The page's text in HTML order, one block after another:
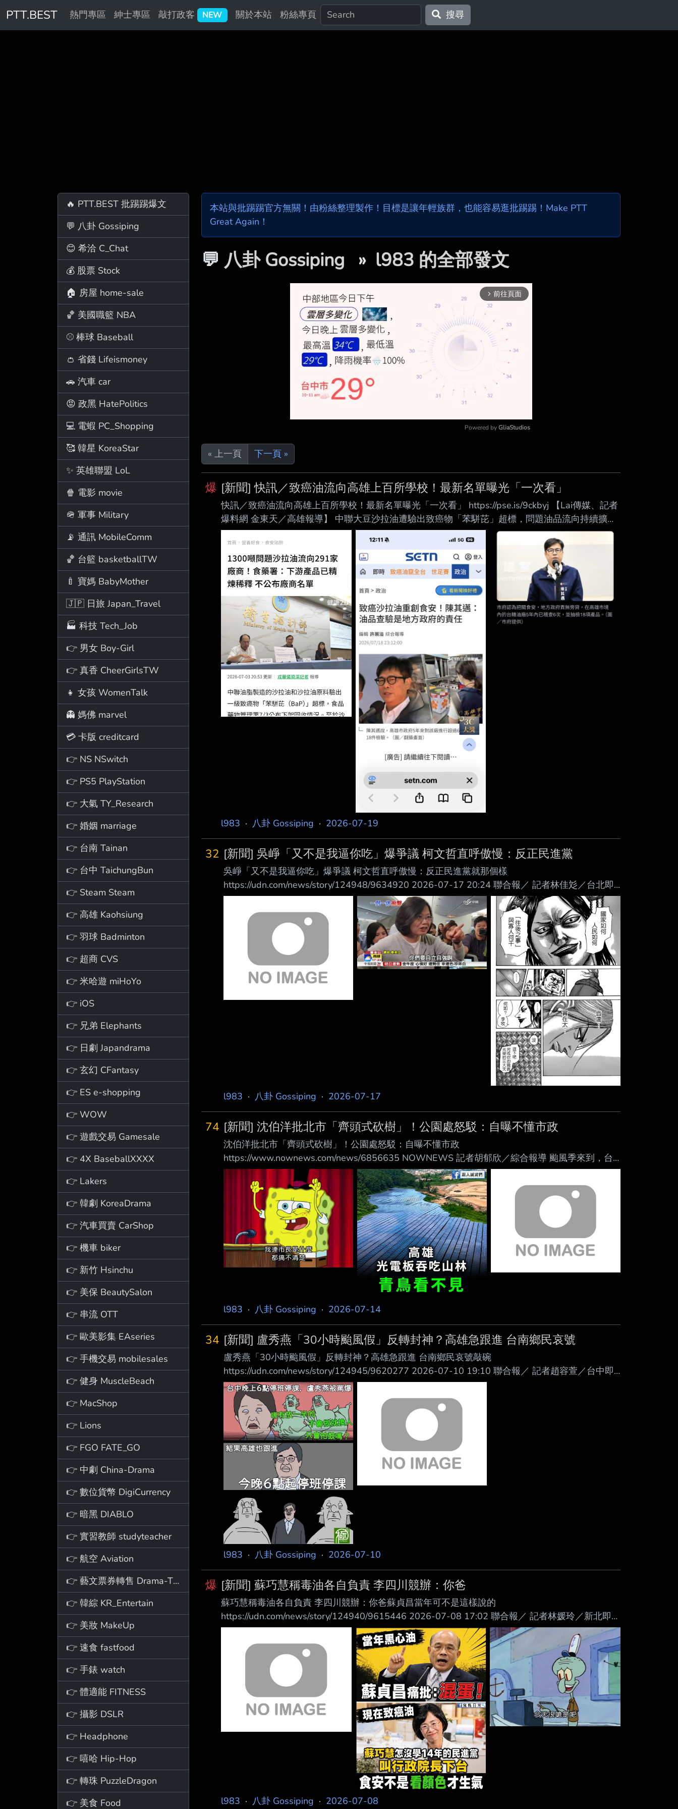
PTT.BEST 熱門專區 紳士專區 敲打政客 NEW 關於本站 粉絲專頁 搜尋
🔥 PTT.BEST 批踢踢爆文
💬 八卦 Gossiping
😊 希洽 C_Chat
💰 股票 Stock
🏠 房屋 home-sale
🏀 美國職籃 NBA
⚾ 棒球 Baseball
👛 省錢 Lifeismoney
🚗 汽車 car
😡 政黑 HatePolitics
💻 電蝦 PC_Shopping
🥰 韓星 KoreaStar
✨ 英雄聯盟 LoL
🍿 電影 movie
🪖 軍事 Military
📡 通訊 MobileComm
🏀 台籃 basketballTW
🍼 寶媽 BabyMother
🇯🇵 日旅 Japan_Travel
🏭 科技 Tech_Job
👉 男女 Boy-Girl
👉 真香 CheerGirlsTW
👧 女孩 WomenTalk
👻 媽佛 marvel
💳 卡版 creditcard
👉 NS NSwitch
👉 PS5 PlayStation
👉 大氣 TY_Research
👉 婚姻 marriage
👉 台南 Tainan
👉 台中 TaichungBun
👉 Steam Steam
👉 高雄 Kaohsiung
👉 羽球 Badminton
👉 超商 CVS
👉 米哈遊 miHoYo
👉 iOS
👉 兄弟 Elephants
👉 日劇 Japandrama
👉 玄幻 CFantasy
👉 ES e-shopping
👉 WOW
👉 遊戲交易 Gamesale
👉 4X BaseballXXXX
👉 Lakers
👉 韓劇 KoreaDrama
👉 汽車買賣 CarShop
👉 機車 biker
👉 新竹 Hsinchu
👉 美保 BeautySalon
👉 串流 OTT
👉 歐美影集 EAseries
👉 手機交易 mobilesales
👉 健身 MuscleBeach
👉 MacShop
👉 Lions
👉 FGO FATE_GO
👉 中劇 China-Drama
👉 數位貨幣 DigiCurrency
👉 暗黑 DIABLO
👉 實習教師 studyteacher
👉 航空 Aviation
👉 藝文票券轉售 Drama-Ticket
👉 韓綜 KR_Entertain
👉 美妝 MakeUp
👉 速食 fastfood
👉 手錶 watch
👉 體適能 FITNESS
👉 攝影 DSLR
👉 Headphone
👉 嘻哈 Hip-Hop
👉 轉珠 PuzzleDragon
👉 美食 Food
本站與批踢踢官方無關！由粉絲整理製作！目標是讓年輕族群，也能容易逛批踢踢！Make PTT
Great Again！
💬 八卦 Gossiping » l983 的全部發文
arrow_forward_ios 前往頁面
Powered by GliaStudios
« 上一頁 下一頁 »
爆 [新聞] 快訊／致癌油流向高雄上百所學校！最新名單曝光「一次看」
快訊／致癌油流向高雄上百所學校！最新名單曝光「一次看」 https://pse.is/9ckbyj 【Lai傳媒、記者
爆料網 金東天／高雄報導】 中聯大豆沙拉油遭驗出致癌物「苯駢芘」超標，問題油品流向持續擴
大，其中最受關注的 是，高雄市衛生局18日公布最新第二、三層下游流向名單，高雄市幼兒園、國
小、國中及 高中等教育機構，已有超過上百所學校出現問題油品流向紀錄，引發校園食安高度關
注。 根據中央食品藥物管理署7月16日公布資料，中聯新增2批大豆沙拉油（批號313-1150408 、
315-1150413）檢
l983 · 八卦 Gossiping · 2026-07-19
32 [新聞] 吳崢「又不是我逼你吃」爆爭議 柯文哲直呼傲慢：反正民進黨
吳崢「又不是我逼你吃」爆爭議 柯文哲直呼傲慢：反正民進黨就那個樣
https://udn.com/news/story/124948/9634920 2026-07-17 20:24 聯合報／ 記者林佳彣／台北即
時報導 致癌油風波延燒，民進黨發言人吳崢「又不是我逼你吃」惹議。民眾黨前主席柯文哲從桃 園
市復興區北上，晚間出席北市議員陳宥丞感恩募款餐會前直呼「那個就傲慢」，自己不 要講人家壞
話，又補一句他只是顯露出他們的本性，反正民進黨就是那個樣子。 台北市長蔣萬安今號召民眾7
月25日上凱道，柯文哲被問及此事
l983 · 八卦 Gossiping · 2026-07-17
74 [新聞] 沈伯洋批北市「齊頭式砍樹」！公園處怒駁：自曝不懂市政
沈伯洋批北市「齊頭式砍樹」！公園處怒駁：自曝不懂市政
https://www.nownews.com/news/6856635 NOWNEWS 記者胡郁欣／綜合報導 颱風季來到，台
北市府修剪路樹以維公共安全，卻引發民眾質疑是在亂砍樹、為無人機侵 襲開路。民進黨籍的台北
市長參選人沈伯洋今（14）日也指出，路樹治理不應用「齊頭式 砍除」，引北市府公園處回應表
示，樹木修剪與移除作業皆依規範辦理，落實依法行政、 專業養護及資訊公開，並非外界所稱「不
知道怎麼做就直接砍樹」。 沈伯洋：應進行樹木健康與環境的體檢而非齊
l983 · 八卦 Gossiping · 2026-07-14
34 [新聞] 盧秀燕「30小時颱風假」反轉封神？高雄急跟進 台南鄉民哀號
盧秀燕「30小時颱風假」反轉封神？高雄急跟進 台南鄉民哀號敲碗
https://udn.com/news/story/124945/9620277 2026-07-10 19:10 聯合報／ 記者趙容萱／台中即
時報導 巴威颱風來襲，台中市長盧秀燕昨祭出「30小時颱風假」，宣布今晚6時至明天停止上班 上
課，被網友炸鍋灌爆臉書，沒想出現反轉，高雄市政府今跟進，宣布今晚6時至明天停 止上班上
課，台南市政府宣布沒跟進，市長黃偉哲IG遭網友留言「比照台中」、「照顧晚 班」灌爆，引發網
友熱議「盧媽神預測」、「青鳥集體
l983 · 八卦 Gossiping · 2026-07-10
爆 [新聞] 蘇巧慧稱毒油各自負責 李四川競辦：你爸
蘇巧慧稱毒油各自負責 李四川競辦：你爸蘇貞昌當年可不是這樣說的
https://udn.com/news/story/124940/9615446 2026-07-08 17:02 聯合報／ 記者林媛玲／新北即時
報導 中聯油脂致癌物苯駢芘超標事件愈演愈烈，民進黨立委蘇巧慧今現身回應毒油事件表示「 人民
其實想看到的，是中央和地方各自負起責任把事情做好」，對此，李四川競選辦公室 發言人郭音蘭
指出，地方政府已第一時間啟動查察及應變，但執政黨立委蘇巧慧卻盲目政 治護航，且喊話「你爸
當年可不是這樣說的」質疑蘇巧慧言
l983 · 八卦 Gossiping · 2026-07-08